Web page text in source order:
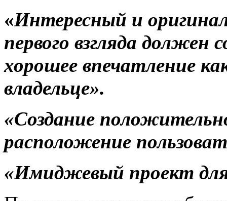
«Интересный и
первого взгляда должен
хорошее впечатление
владельце».
«Создание
расположение
«Имиджевый проект